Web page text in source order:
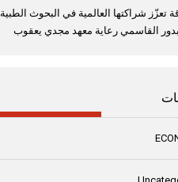
تعزّز شراكتها العالمية في البحوث الطبية
القاسمي رعاية معهد مجدي يعقوب